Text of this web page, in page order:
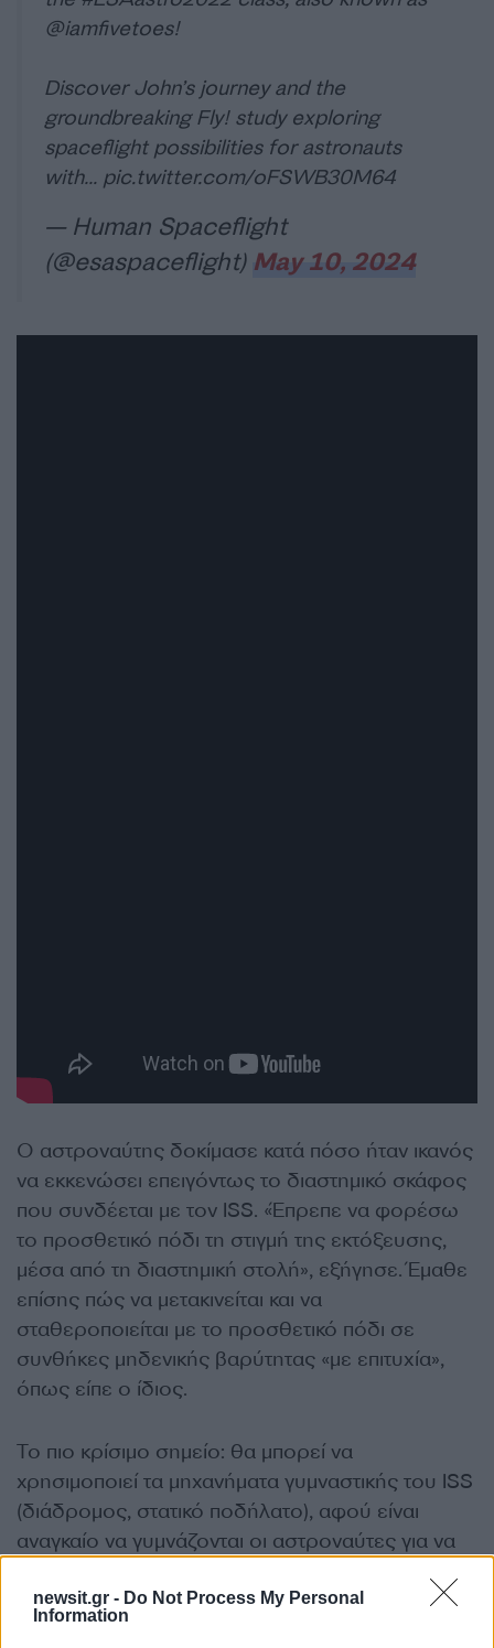
newsit.gr - Do Not Process My Personal
Information
@iamfivetoes!
Discover John’s journey and the
groundbreaking Fly! study exploring
spaceflight possibilities for astronauts
with… pic.twitter.com/oFSWB30M64
— Human Spaceflight
(@esaspaceflight) May 10, 2024
Ο αστροναύτης δοκίμασε κατά πόσο ήταν ικανός
να εκκενώσει επειγόντως το διαστημικό σκάφος
που συνδέεται με τον ISS. «Έπρεπε να φορέσω
το προσθετικό πόδι τη στιγμή της εκτόξευσης,
μέσα από τη διαστημική στολή», εξήγησε. Έμαθε
επίσης πώς να μετακινείται και να
σταθεροποιείται με το προσθετικό πόδι σε
συνθήκες μηδενικής βαρύτητας «με επιτυχία»,
όπως είπε ο ίδιος.
Το πιο κρίσιμο σημείο: θα μπορεί να
χρησιμοποιεί τα μηχανήματα γυμναστικής του ISS
(διάδρομος, στατικό ποδήλατο), αφού είναι
αναγκαίο να γυμνάζονται οι αστροναύτες για να
της μικροβαρύτητας.